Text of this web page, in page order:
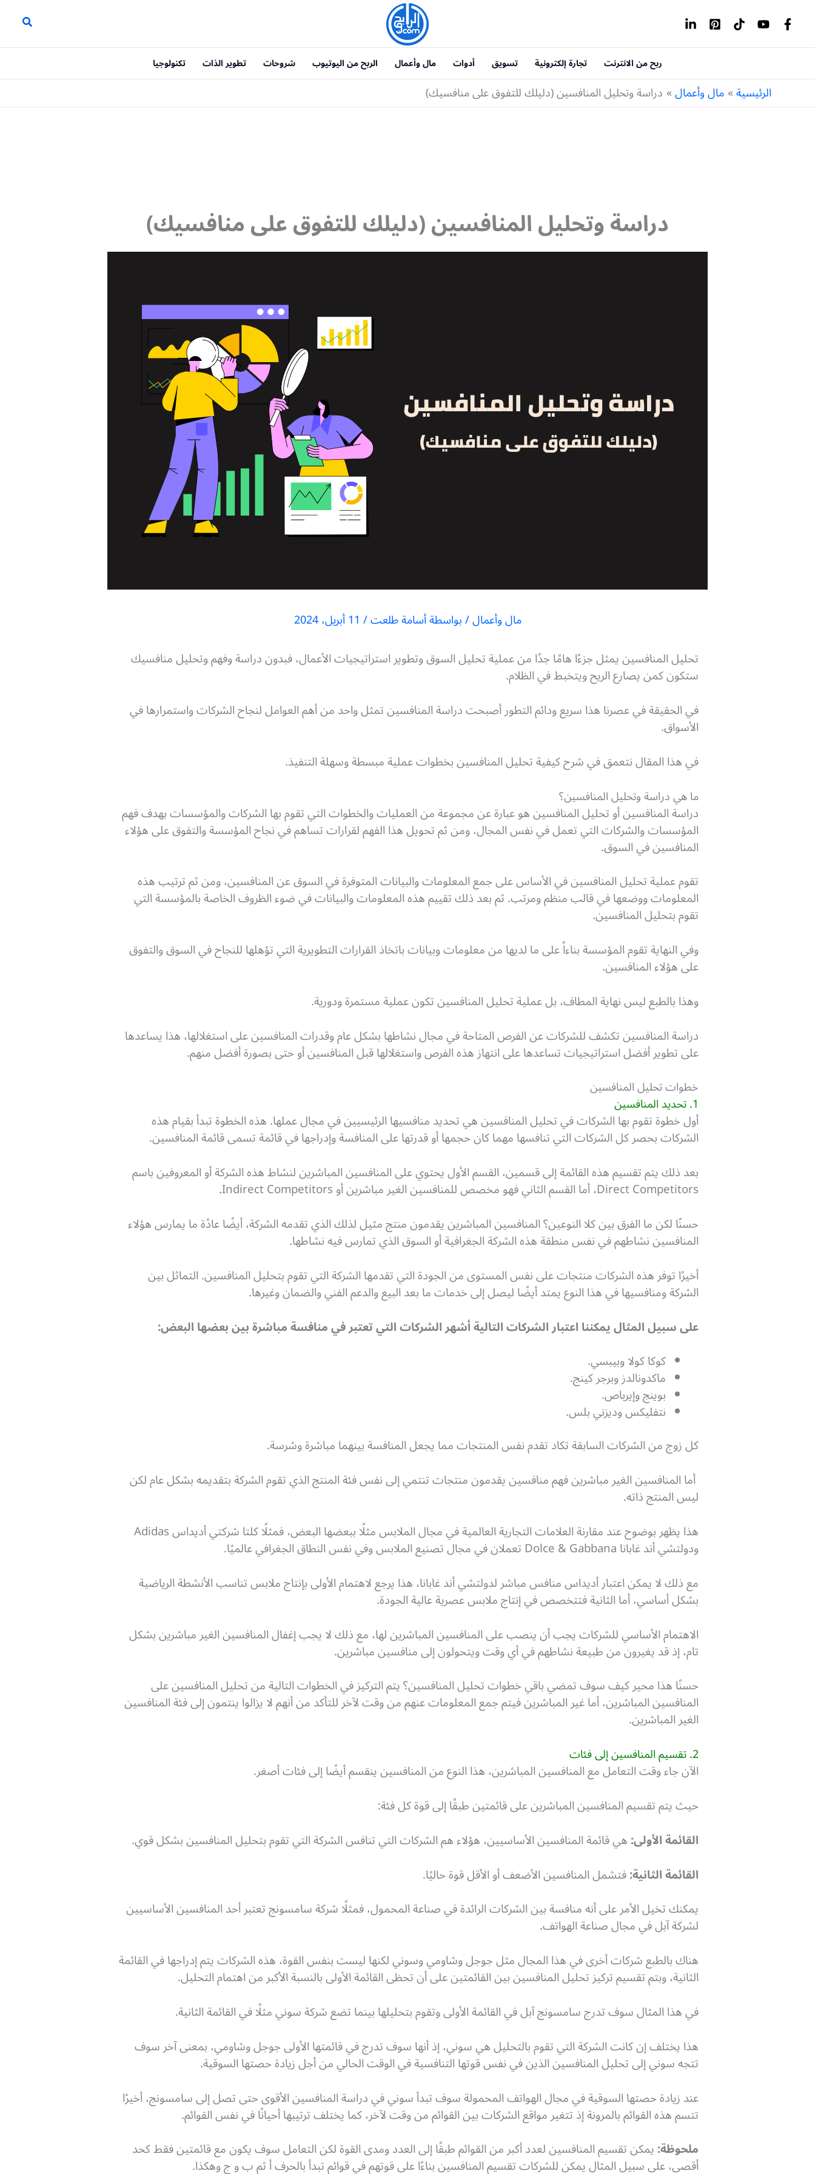
المحتوى
ربح من الانترنت تجارة إلكترونية تسويق أدوات مال وأعمال الربح من اليوتيوب شروحات تطوير الذات تكنولوجيا
الرئيسية مال وأعمال دراسة وتحليل المنافسين (دليلك للتفوق على منافسيك)
دراسة وتحليل المنافسين (دليلك للتفوق على منافسيك)
مال وأعمال/ بواسطةأسامة طلعت/ 11 أبريل، 2024
تحليل المنافسين يمثل جزءًا هامًا جدًا من عملية تحليل السوق وتطوير استراتيجيات الأعمال، فبدون دراسة وفهم وتحليل منافسيك
ستكون كمن يصارع الريح ويتخبط في الظلام.
في الحقيقة في عصرنا هذا سريع ودائم التطور أصبحت دراسة المنافسين تمثل واحد من أهم العوامل لنجاح الشركات واستمرارها في
الأسواق.
في هذا المقال نتعمق في شرح كيفية تحليل المنافسين بخطوات عملية مبسطة وسهلة التنفيذ.
ما هي دراسة وتحليل المنافسين؟
دراسة المنافسين أو تحليل المنافسين هو عبارة عن مجموعة من العمليات والخطوات التي تقوم بها الشركات والمؤسسات بهدف فهم
المؤسسات والشركات التي تعمل في نفس المجال، ومن ثم تحويل هذا الفهم لقرارات تساهم في نجاح المؤسسة والتفوق على هؤلاء
المنافسين في السوق.
تقوم عملية تحليل المنافسين في الأساس على جمع المعلومات والبيانات المتوفرة في السوق عن المنافسين، ومن ثم ترتيب هذه
المعلومات ووضعها في قالب منظم ومرتب. ثم بعد ذلك تقييم هذه المعلومات والبيانات في ضوء الظروف الخاصة بالمؤسسة التي
تقوم بتحليل المنافسين.
وفي النهاية تقوم المؤسسة بناءاً على ما لديها من معلومات وبيانات باتخاذ القرارات التطويرية التي تؤهلها للنجاح في السوق والتفوق
على هؤلاء المنافسين.
وهذا بالطبع ليس نهاية المطاف، بل عملية تحليل المنافسين تكون عملية مستمرة ودورية.
دراسة المنافسين تكشف للشركات عن الفرص المتاحة في مجال نشاطها بشكل عام وقدرات المنافسين على استغلالها، هذا يساعدها
على تطوير أفضل استراتيجيات تساعدها على انتهاز هذه الفرص واستغلالها قبل المنافسين أو حتى بصورة أفضل منهم.
خطوات تحليل المنافسين
1. تحديد المنافسين
أول خطوة تقوم بها الشركات في تحليل المنافسين هي تحديد منافسيها الرئيسيين في مجال عملها. هذه الخطوة تبدأ بقيام هذه
الشركات بحصر كل الشركات التي تنافسها مهما كان حجمها أو قدرتها على المنافسة وإدراجها في قائمة تسمى قائمة المنافسين.
بعد ذلك يتم تقسيم هذه القائمة إلى قسمين، القسم الأول يحتوي على المنافسين المباشرين لنشاط هذه الشركة أو المعروفين باسم
Direct Competitors، أما القسم الثاني فهو مخصص للمنافسين الغير مباشرين أو Indirect Competitors.
حسنًا لكن ما الفرق بين كلا النوعين؟ المنافسين المباشرين يقدمون منتج مثيل لذلك الذي تقدمه الشركة، أيضًا عادًة ما يمارس هؤلاء
المنافسين نشاطهم في نفس منطقة هذه الشركة الجغرافية أو السوق الذي تمارس فيه نشاطها.
أخيرًا توفر هذه الشركات منتجات على نفس المستوى من الجودة التي تقدمها الشركة التي تقوم بتحليل المنافسين. التماثل بين
الشركة ومنافسيها في هذا النوع يمتد أيضًا ليصل إلى خدمات ما بعد البيع والدعم الفني والضمان وغيرها.
على سبيل المثال يمكننا اعتبار الشركات التالية أشهر الشركات التي تعتبر في منافسة مباشرة بين بعضها البعض:
كوكا كولا وبيبسي.
ماكدونالدز وبرجر كينج.
بوينج وإيرباص.
نتفليكس وديزني بلس.
كل زوج من الشركات السابقة تكاد تقدم نفس المنتجات مما يجعل المنافسة بينهما مباشرة وشرسة.
أما المنافسين الغير مباشرين فهم منافسين يقدمون منتجات تنتمي إلى نفس فئة المنتج الذي تقوم الشركة بتقديمه بشكل عام لكن
ليس المنتج ذاته.
هذا يظهر بوضوح عند مقارنة العلامات التجارية العالمية في مجال الملابس مثلًا ببعضها البعض، فمثلًا كلتا شركتي أديداس Adidas
ودولتشي أند غابانا Dolce & Gabbana تعملان في مجال تصنيع الملابس وفي نفس النطاق الجغرافي عالميًا.
مع ذلك لا يمكن اعتبار أديداس منافس مباشر لدولتشي أند غابانا، هذا يرجع لاهتمام الأولى بإنتاج ملابس تناسب الأنشطة الرياضية
بشكل أساسي، أما الثانية فتتخصص في إنتاج ملابس عصرية عالية الجودة.
الاهتمام الأساسي للشركات يجب أن ينصب على المنافسين المباشرين لها، مع ذلك لا يجب إغفال المنافسين الغير مباشرين بشكل
تام، إذ قد يغيرون من طبيعة نشاطهم في أي وقت ويتحولون إلى منافسين مباشرين.
حسنًا هذا محير كيف سوف تمضي باقي خطوات تحليل المنافسين؟ يتم التركيز في الخطوات التالية من تحليل المنافسين على
المنافسين المباشرين، أما غير المباشرين فيتم جمع المعلومات عنهم من وقت لآخر للتأكد من أنهم لا يزالوا ينتمون إلى فئة المنافسين
الغير المباشرين.
2. تقسيم المنافسين إلى فئات
الآن جاء وقت التعامل مع المنافسين المباشرين، هذا النوع من المنافسين ينقسم أيضًا إلى فئات أصغر.
حيث يتم تقسيم المنافسين المباشرين على قائمتين طبقًا إلى قوة كل فئة:
القائمة الأولى:هي قائمة المنافسين الأساسيين، هؤلاء هم الشركات التي تنافس الشركة التي تقوم بتحليل المنافسين بشكل قوي.
القائمة الثانية:فتشمل المنافسين الأضعف أو الأقل قوة حاليًا.
يمكنك تخيل الأمر على أنه منافسة بين الشركات الرائدة في صناعة المحمول، فمثلًا شركة سامسونج تعتبر أحد المنافسين الأساسيين
لشركة آبل في مجال صناعة الهواتف.
هناك بالطبع شركات أخرى في هذا المجال مثل جوجل وشاومي وسوني لكنها ليست بنفس القوة، هذه الشركات يتم إدراجها في القائمة
الثانية، وبتم تقسيم تركيز تحليل المنافسين بين القائمتين على أن تحظى القائمة الأولى بالنسبة الأكبر من اهتمام التحليل.
في هذا المثال سوف تدرج سامسونج آبل في القائمة الأولى وتقوم بتحليلها بينما تضع شركة سوني مثلًا في القائمة الثانية.
هذا يختلف إن كانت الشركة التي تقوم بالتحليل هي سوني، إذ أنها سوف تدرج في قائمتها الأولى جوجل وشاومي، بمعنى آخر سوف
تتجه سوني إلى تحليل المنافسين الذين في نفس قوتها التنافسية في الوقت الحالي من أجل زيادة حصتها السوقية.
عند زيادة حصتها السوقية في مجال الهواتف المحمولة سوف تبدأ سوني في دراسة المنافسين الأقوى حتى تصل إلى سامسونج، أخيرًا
تتسم هذه القوائم بالمرونة إذ تتغير مواقع الشركات بين القوائم من وقت لآخر، كما يختلف ترتيبها أحيانًا في نفس القوائم.
ملحوظة:يمكن تقسيم المنافسين لعدد أكبر من القوائم طبقًا إلى العدد ومدى القوة لكن التعامل سوف يكون مع قائمتين فقط كحد
أقصى، على سبيل المثال يمكن للشركات تقسيم المنافسين بناءًا على قوتهم في قوائم تبدأ بالحرف أ ثم ب و ج وهكذا.